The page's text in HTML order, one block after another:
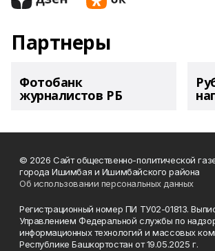
Партнеры
Фотобанк
журналистов РБ
© 2026 Сайт общественно-политической
города Ишимбая и Ишимбайского района
Об использовании персональных данных
Регистрационный номер ПИ ТУ02-01813.
Управлением Федеральной службы по
информационных технологий и массовых
Республике Башкортостан от 19.05.2025 г.